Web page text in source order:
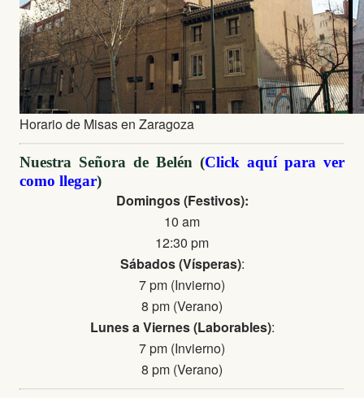
Horario de Misas en Zaragoza
Nuestra Señora de Belén (Click aquí para ver
como llegar)
Domingos (Festivos):
10 am
12:30 pm
Sábados (Vísperas):
7 pm (Invierno)
8 pm (Verano)
Lunes a Viernes (Laborables):
7 pm (Invierno)
8 pm (Verano)